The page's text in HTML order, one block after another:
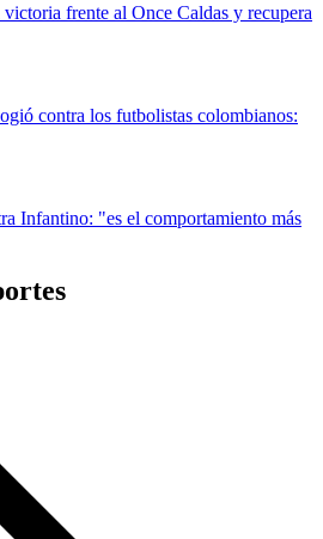
frente al Once Caldas y recupera
contra los futbolistas colombianos:
Infantino: "es el comportamiento más